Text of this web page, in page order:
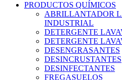
PRODUCTOS QUÍMICOS
ABRILLANTADOR
INDUSTRIAL
DETERGENTE
DETERGENTE
DESENGRASANTES
DESINCRUSTANTES
DESINFECTANTES
FREGASUELOS